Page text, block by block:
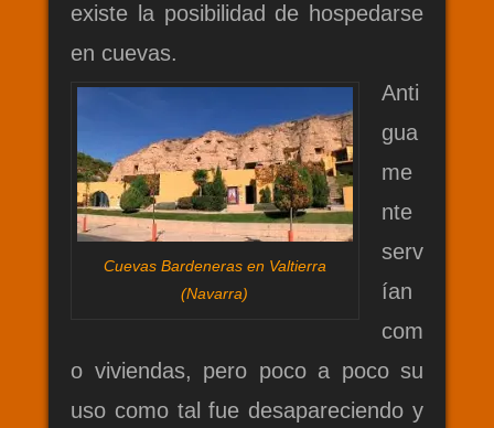
existe la posibilidad de hospedarse
en cuevas.
Cuevas Bardeneras en Valtierra
(Navarra)
Anti
gua
me
nte
serv
ían
com
o viviendas, pero poco a poco su
uso como tal fue desapareciendo y